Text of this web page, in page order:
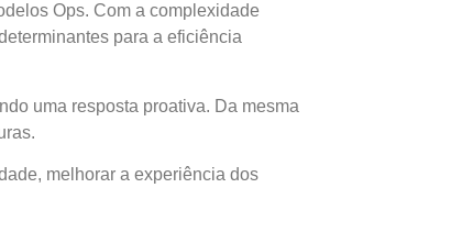
Ops. Com a complexidade
para a eficiência
uma resposta proativa. Da mesma
melhorar a experiência dos